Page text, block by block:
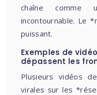
chaîne comme
incontournable. Le
puissant.
Exemples de
dépassent les
Plusieurs vidéos
virales sur les